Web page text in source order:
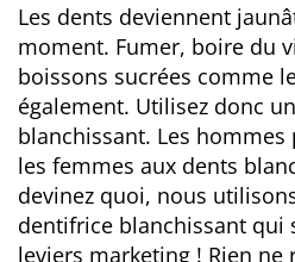
Les dents deviennent
moment. Fumer, boire du
boissons sucrées comme
également. Utilisez donc
blanchissant. Les
les femmes aux dents
devinez quoi, nous
dentifrice blanchissant qui
leviers marketing ! Rien ne